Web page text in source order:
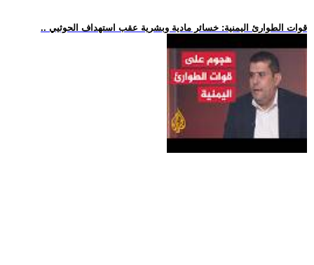
.. قوات الطوارئ اليمنية: خسائر مادية وبشرية عقب استهداف الحوثيي